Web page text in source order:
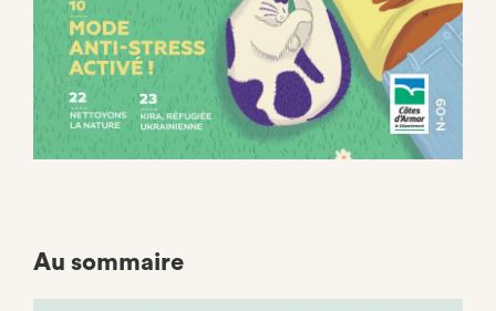
Au sommaire